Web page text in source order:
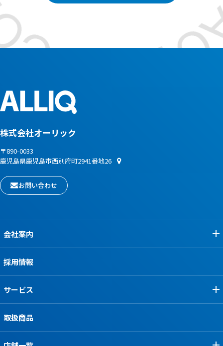
株式会社オーリック
〒890-0033
鹿児島県鹿児島市西別府町2941番地26
お問い合わせ
会社案内
採用情報
サービス
取扱商品